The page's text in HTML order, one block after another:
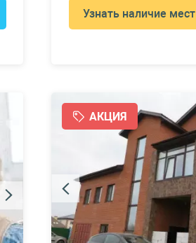
Узнать наличие мест
АКЦИЯ